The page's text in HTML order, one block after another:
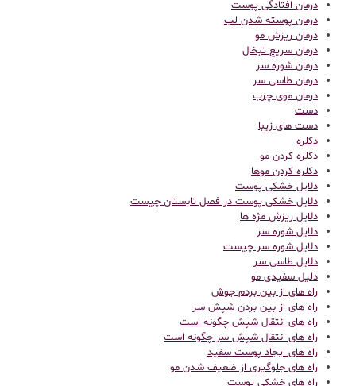
درمان افتادگی پوست
درمان پوسته شدن لب
درمان ریزش مو
درمان سریع تبخال
درمان شوره سر
درمان طاسی سر
درمان موی چرب
دست
دست های زیبا
دکلره
دکلره کردن مو
دکلره کردن موها
دلایل خشکی پوست
دلایل خشکی پوست در فصل تابستان چیست
دلایل ریزش مژه ها
دلایل شوره سر
دلایل شوره سر چیست
دلایل طاسی سر
دلیل سفیدی مو
راه های از بین بردم جوش
راه های از بین بردن شپش سر
راه های انتقال شپش چگونه است
راه های انتقال شپش سر چگونه است
راه های ایجاد پوست سفید
راه های جلوگیری از ضعیف شدن مو
راه های خشکی پوست